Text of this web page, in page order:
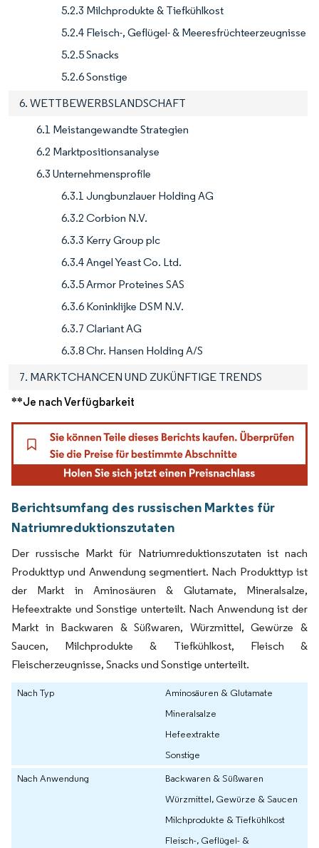
5.2.3 Milchprodukte & Tiefkühlkost
5.2.4 Fleisch-, Geflügel- & Meeresfrüchteerzeugnisse
5.2.5 Snacks
5.2.6 Sonstige
6. WETTBEWERBSLANDSCHAFT
6.1 Meistangewandte Strategien
6.2 Marktpositionsanalyse
6.3 Unternehmensprofile
6.3.1 Jungbunzlauer Holding AG
6.3.2 Corbion N.V.
6.3.3 Kerry Group plc
6.3.4 Angel Yeast Co. Ltd.
6.3.5 Armor Proteines SAS
6.3.6 Koninklijke DSM N.V.
6.3.7 Clariant AG
6.3.8 Chr. Hansen Holding A/S
7. MARKTCHANCEN UND ZUKÜNFTIGE TRENDS
**Je nach Verfügbarkeit
Berichtsumfang des russischen Marktes für
Natriumreduktionszutaten
Der russische Markt für Natriumreduktionszutaten ist nach
Produkttyp und Anwendung segmentiert. Nach Produkttyp ist
der Markt in Aminosäuren & Glutamate, Mineralsalze,
Hefeextrakte und Sonstige unterteilt. Nach Anwendung ist der
Markt in Backwaren & Süßwaren, Würzmittel, Gewürze &
Saucen, Milchprodukte & Tiefkühlkost, Fleisch &
Fleischerzeugnisse, Snacks und Sonstige unterteilt.
Nach Typ
Aminosäuren & Glutamate
Mineralsalze
Hefeextrakte
Sonstige
Nach Anwendung
Backwaren & Süßwaren
Würzmittel, Gewürze & Saucen
Milchprodukte & Tiefkühlkost
Fleisch-, Geflügel- &